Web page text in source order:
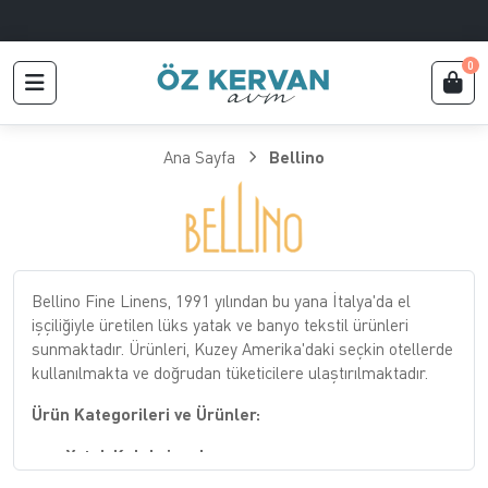
0
Ana Sayfa Bellino
Bellino Fine Linens, 1991 yılından bu yana İtalya'da el
işçiliğiyle üretilen lüks yatak ve banyo tekstil ürünleri
sunmaktadır. Ürünleri, Kuzey Amerika'daki seçkin otellerde
kullanılmakta ve doğrudan tüketicilere ulaştırılmaktadır.
Ürün Kategorileri ve Ürünler:
Yatak Koleksiyonları: